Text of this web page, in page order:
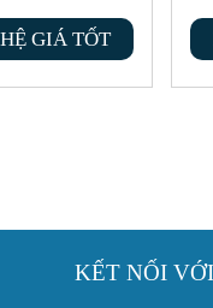
GIÁ TỐT
KẾT NỐI